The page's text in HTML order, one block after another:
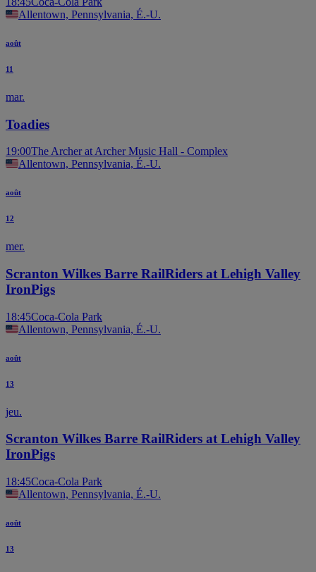
Allentown, Pennsylvania, É.-U.
août
11
mar.
Toadies
19:00The Archer at Archer Music Hall - Complex
Allentown, Pennsylvania, É.-U.
août
12
mer.
Scranton Wilkes Barre RailRiders at Lehigh Valley
IronPigs
18:45Coca-Cola Park
Allentown, Pennsylvania, É.-U.
août
13
jeu.
Scranton Wilkes Barre RailRiders at Lehigh Valley
IronPigs
18:45Coca-Cola Park
Allentown, Pennsylvania, É.-U.
août
13